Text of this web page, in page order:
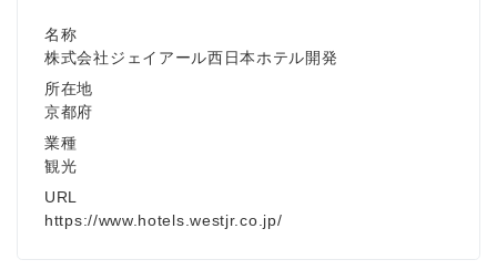
名称
株式会社ジェイアール西日本ホテル開発
所在地
京都府
業種
観光
URL
https://www.hotels.westjr.co.jp/